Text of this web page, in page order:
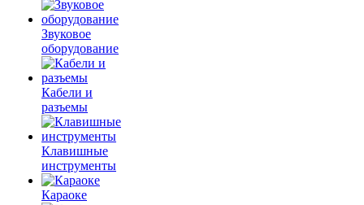
Звуковое
оборудование
Кабели и
разъемы
Клавишные
инструменты
Караоке